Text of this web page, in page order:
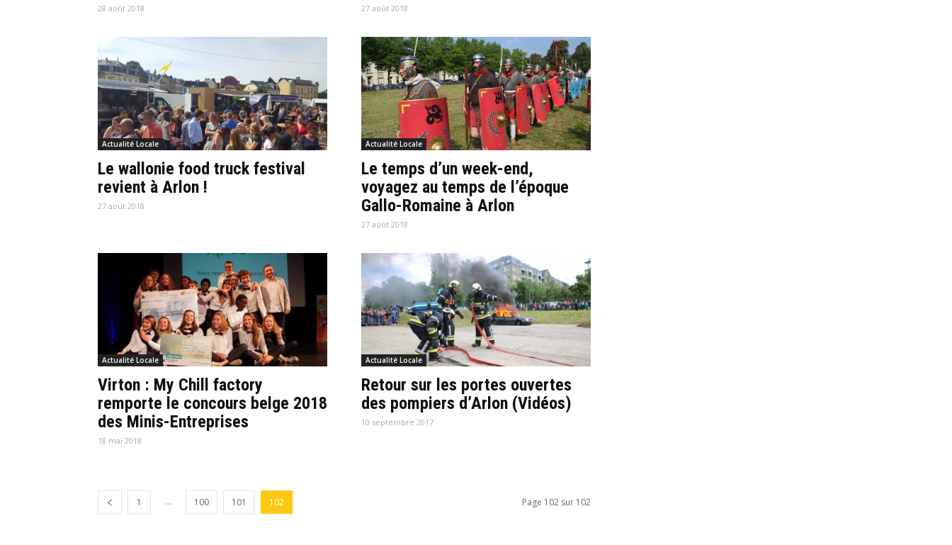
28 août 2018 27 août 2018
Actualité Locale
Le wallonie food truck festival
revient à Arlon !
27 août 2018
Actualité Locale
Le temps d’un week-end,
voyagez au temps de l’époque
Gallo-Romaine à Arlon
27 août 2018
Actualité Locale
Virton : My Chill factory
remporte le concours belge 2018
des Minis-Entreprises
18 mai 2018
Actualité Locale
Retour sur les portes ouvertes
des pompiers d’Arlon (Vidéos)
10 septembre 2017
1 ... 100 101 102 Page 102 sur 102